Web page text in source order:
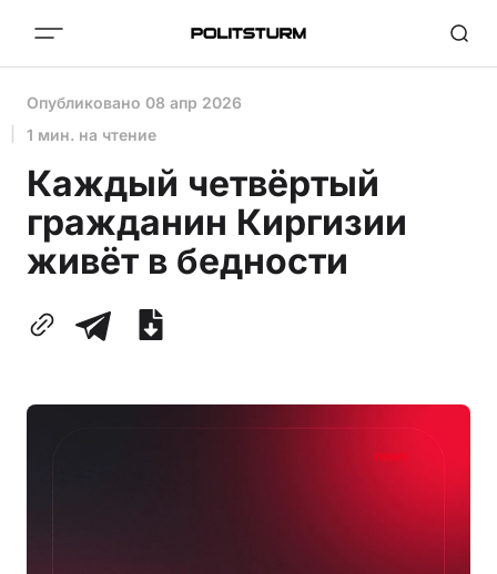
Опубликовано 08 апр 2026
1 мин. на чтение
Каждый четвёртый
гражданин Киргизии
живёт в бедности